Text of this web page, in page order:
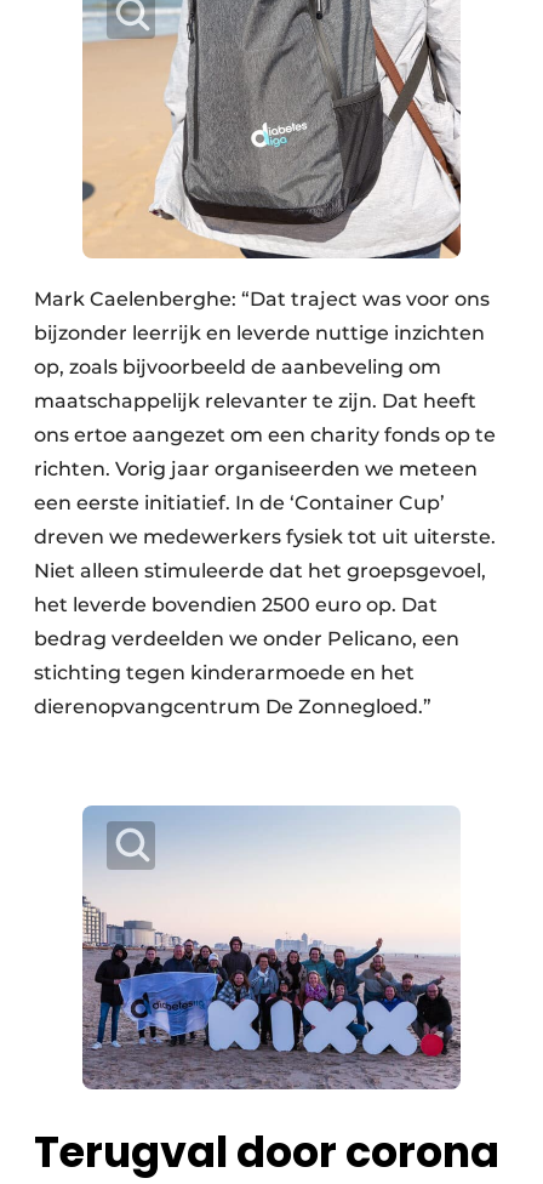
Mark Caelenberghe: “Dat traject was voor ons
bijzonder leerrijk en leverde nuttige inzichten
op, zoals bijvoorbeeld de aanbeveling om
maatschappelijk relevanter te zijn. Dat heeft
ons ertoe aangezet om een charity fonds op te
richten. Vorig jaar organiseerden we meteen
een eerste initiatief. In de ‘Container Cup’
dreven we medewerkers fysiek tot uit uiterste.
Niet alleen stimuleerde dat het groepsgevoel,
het leverde bovendien 2500 euro op. Dat
bedrag verdeelden we onder Pelicano, een
stichting tegen kinderarmoede en het
dierenopvangcentrum De Zonnegloed.”
Terugval door corona